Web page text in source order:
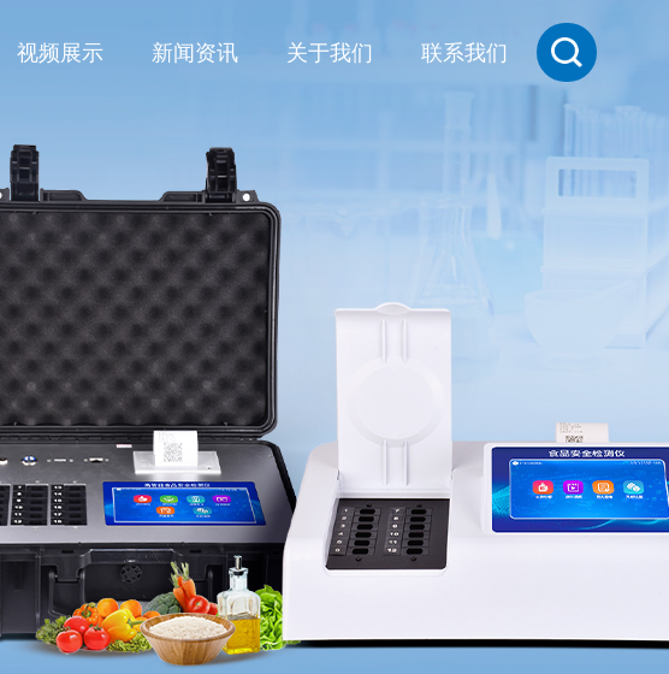
视频展示 新闻资讯 关于我们 联系我们